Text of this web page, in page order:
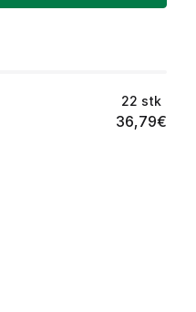
22 stk
36,79€